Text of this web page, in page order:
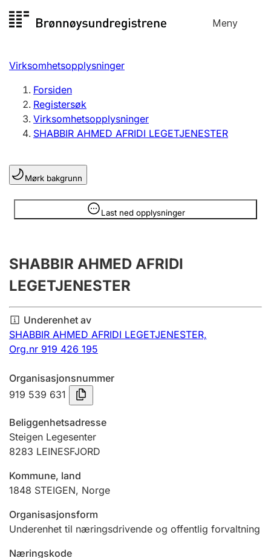
til
Meny
Registersøk
Aksjeselskap
Enkeltpersonforetak
Registrere, endre, slette
Lag og forening
Registrere, endre, slette
Årsregnskap
Innsending og forsinkelsesgebyr
Tinglysing
Jeger
Ektepaktveileder
Andre tema
Virksomhetsopplysninger
Forsiden
Registersøk
Virksomhetsopplysninger
SHABBIR AHMED AFRIDI LEGETJENESTER
Mørk bakgrunn
Last ned opplysninger
Opplysninger er skjult
SHABBIR AHMED AFRIDI
LEGETJENESTER
Underenhet av
SHABBIR AHMED AFRIDI LEGETJENESTER,
Org.nr 919 426 195
Organisasjonsnummer
919 539 631
Beliggenhetsadresse
Steigen Legesenter
8283 LEINESFJORD
Kommune, land
1848 STEIGEN, Norge
Organisasjonsform
Underenhet til næringsdrivende og offentlig forvaltning
Næringskode